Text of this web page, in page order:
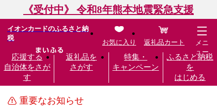
《受付中》 令和8年熊本地震緊急支援
イオンカードのふるさと納
税
応援する
自治体をさが
す
返礼品を
さがす
特集・
キャンペーン
ふるさと納税
を
はじめる
お気に入り 返礼品カート
メニ
ュー
重要なお知らせ